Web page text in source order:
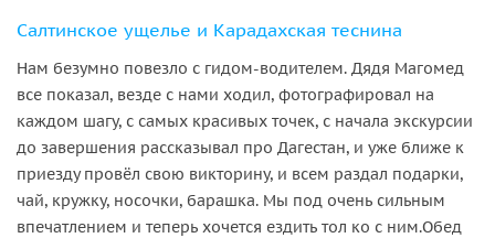
Салтинское ущелье и Карадахская теснина
Нам безумно повезло с гидом-водителем. Дядя Магомед
все показал, везде с нами ходил, фотографировал на
каждом шагу, с самых красивых точек, с начала экскурсии
до завершения рассказывал про Дагестан, и уже ближе к
приезду провёл свою викторину, и всем раздал подарки,
чай, кружку, носочки, барашка. Мы под очень сильным
впечатлением и теперь хочется ездить тол ко с ним.Обед